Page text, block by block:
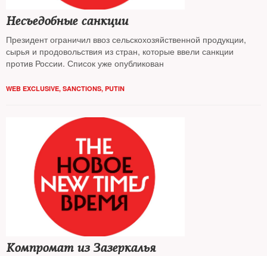
Несъедобные санкции
Президент ограничил ввоз сельскохозяйственной продукции,
сырья и продовольствия из стран, которые ввели санкции
против России. Список уже опубликован
WEB EXCLUSIVE, SANCTIONS, PUTIN
Компромат из Зазеркалья